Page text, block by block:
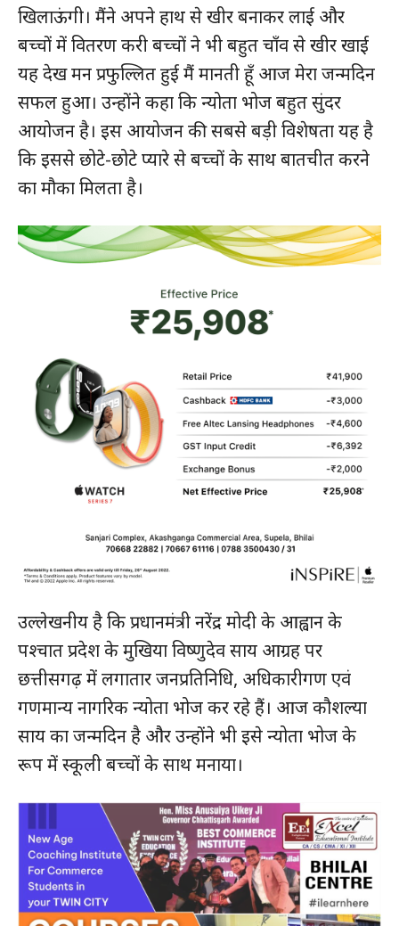
खिलाऊंगी। मैंने अपने हाथ से खीर बनाकर लाई और
बच्चों में वितरण करी बच्चों ने भी बहुत चाँव से खीर खाई
यह देख मन प्रफुल्लित हुई मैं मानती हूँ आज मेरा जन्मदिन
सफल हुआ। उन्होंने कहा कि न्योता भोज बहुत सुंदर
आयोजन है। इस आयोजन की सबसे बड़ी विशेषता यह है
कि इससे छोटे-छोटे प्यारे से बच्चों के साथ बातचीत करने
का मौका मिलता है।
उल्लेखनीय है कि प्रधानमंत्री नरेंद्र मोदी के आह्वान के
पश्चात प्रदेश के मुखिया विष्णुदेव साय आग्रह पर
छत्तीसगढ़ में लगातार जनप्रतिनिधि, अधिकारीगण एवं
गणमान्य नागरिक न्योता भोज कर रहे हैं। आज कौशल्या
साय का जन्मदिन है और उन्होंने भी इसे न्योता भोज के
रूप में स्कूली बच्चों के साथ मनाया।